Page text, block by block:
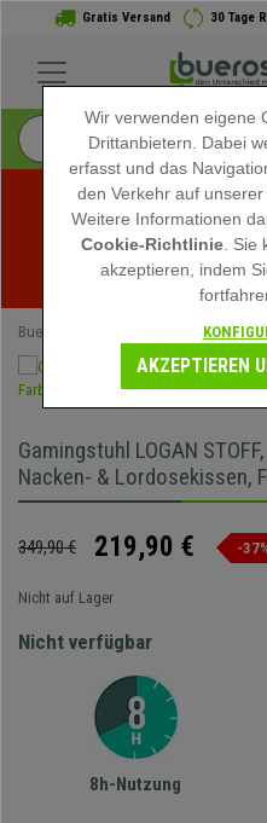
Gratis Versand 30 Tage
Sommerschlussverkauf
Rabatte für kurze
Buerostuhlpro
Gamingstuhl LOGAN
Nacken- & Lordosekissen,
349,90 € 219,90 € -
Nicht auf Lager
Nicht verfügbar
8h-Nutzung
Wir verwenden eigene
Drittanbietern. Dabei
erfasst und das
den Verkehr auf
Weitere Informationen
Cookie-Richtlinie .
akzeptieren, indem
AKZEPTIEREN